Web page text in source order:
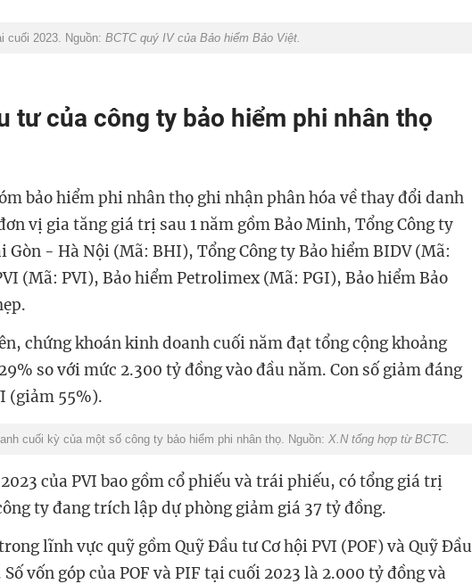
cuối 2023. Nguồn: BCTC quý IV của Bảo hiểm Bảo Việt.
tư của công ty bảo hiểm phi nhân thọ
bảo hiểm phi nhân thọ ghi nhận phân hóa về thay đổi danh
vị gia tăng giá trị sau 1 năm gồm Bảo Minh, Tổng Công ty
Gòn - Hà Nội (Mã: BHI), Tổng Công ty Bảo hiểm BIDV (Mã:
(Mã: PVI), Bảo hiểm Petrolimex (Mã: PGI), Bảo hiểm Bảo
chứng khoán kinh doanh cuối năm đạt tổng cộng khoảng
so với mức 2.300 tỷ đồng vào đầu năm. Con số giảm đáng
(giảm 55%).
cuối kỳ của một số công ty bảo hiểm phi nhân thọ. Nguồn: X.N tổng hợp từ BCTC.
của PVI bao gồm cổ phiếu và trái phiếu, có tổng giá trị
ty đang trích lập dự phòng giảm giá 37 tỷ đồng.
lĩnh vực quỹ gồm Quỹ Đầu tư Cơ hội PVI (POF) và Quỹ Đầu
vốn góp của POF và PIF tại cuối 2023 là 2.000 tỷ đồng và